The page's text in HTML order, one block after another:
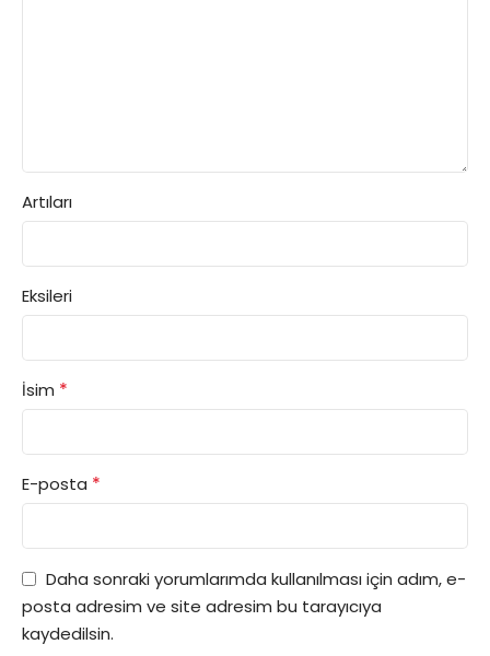
Artıları
Eksileri
İsim *
E-posta *
Daha sonraki yorumlarımda kullanılması için adım, e-
posta adresim ve site adresim bu tarayıcıya
kaydedilsin.